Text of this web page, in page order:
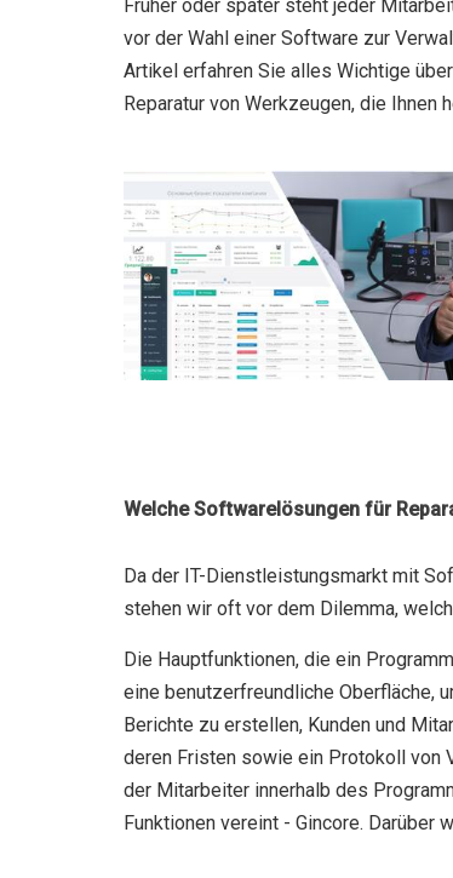
Früher oder später steht jeder
vor der Wahl einer Software zur
Artikel erfahren Sie alles Wichtige
Reparatur von Werkzeugen, die
Welche Softwarelösungen für
Da der IT-Dienstleistungsmarkt mit
stehen wir oft vor dem Dilemma,
Die Hauptfunktionen, die ein
eine benutzerfreundliche Oberfläche,
Berichte zu erstellen, Kunden und
deren Fristen sowie ein Protokoll von
der Mitarbeiter innerhalb des
Funktionen vereint - Gincore. Darüber